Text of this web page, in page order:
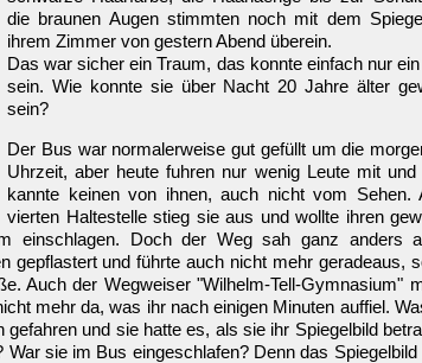
die braunen Augen stimmten noch mit dem
ihrem Zimmer von gestern Abend überein.
Das war sicher ein Traum, das konnte einfach nur
sein. Wie konnte sie über Nacht 20 Jahre älter
sein?
Der Bus war normalerweise gut gefüllt um die
Uhrzeit, aber heute fuhren nur wenig Leute mit und
kannte keinen von ihnen, auch nicht vom Sehen.
vierten Haltestelle stieg sie aus und wollte ihren
einschlagen. Doch der Weg sah ganz anders
gepflastert und führte auch nicht mehr geradeaus,
Auch der Wegweiser "Wilhelm-Tell-Gymnasium"
mehr da, was ihr nach einigen Minuten auffiel.
und sie hatte es, als sie ihr Spiegelbild
sie im Bus eingeschlafen? Denn das Spiegelbild